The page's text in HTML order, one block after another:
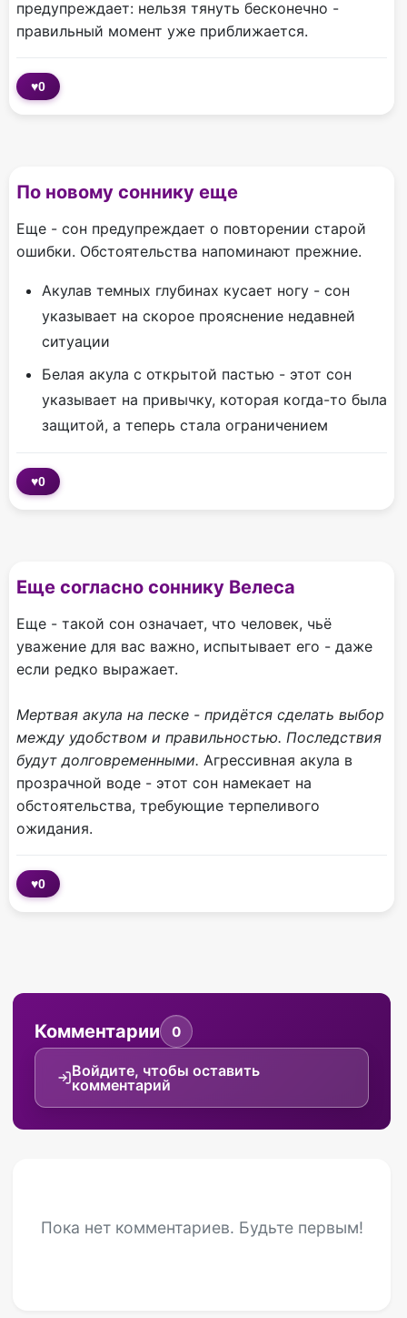
предупреждает: нельзя тянуть бесконечно -
правильный момент уже приближается.
♥0
По новому соннику еще
Еще - сон предупреждает о повторении старой
ошибки. Обстоятельства напоминают прежние.
Акулав темных глубинах кусает ногу - сон
указывает на скорое прояснение недавней
ситуации
Белая акула с открытой пастью - этот сон
указывает на привычку, которая когда-то была
защитой, а теперь стала ограничением
♥0
Еще согласно соннику Велеса
Еще - такой сон означает, что человек, чьё
уважение для вас важно, испытывает его - даже
если редко выражает.
Мертвая акула на песке - придётся сделать выбор
между удобством и правильностью. Последствия
будут долговременными. Агрессивная акула в
прозрачной воде - этот сон намекает на
обстоятельства, требующие терпеливого
ожидания.
♥0
Комментарии 0
Войдите, чтобы оставить
комментарий
Пока нет комментариев. Будьте первым!